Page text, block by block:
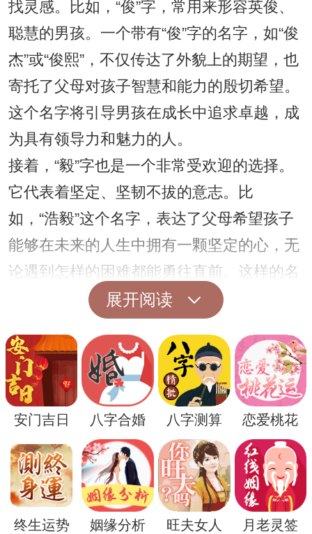
找灵感。比如，“俊”字，常用来形容英俊、
聪慧的男孩。一个带有“俊”字的名字，如“俊
杰”或“俊熙”，不仅传达了外貌上的期望，也
寄托了父母对孩子智慧和能力的殷切希望。
这个名字将引导男孩在成长中追求卓越，成
为具有领导力和魅力的人。
接着，“毅”字也是一个非常受欢迎的选择。
它代表着坚定、坚韧不拔的意志。比
如，“浩毅”这个名字，表达了父母希望孩子
能够在未来的人生中拥有一颗坚定的心，无
论遇到怎样的困难都能勇往直前。这样的名
字能够激励孩子不断追求自己的梦想，培养
展开阅读
安门吉日 八字合婚 八字测算 恋爱桃花
终生运势 姻缘分析 旺夫女人 月老灵签